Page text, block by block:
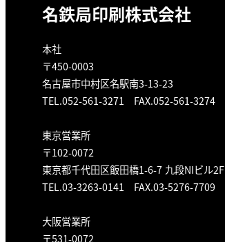
名鉄局印刷株式会社
本社
〒450-0003
名古屋市中村区名駅南3-13-23
TEL.052-561-3271 FAX.052-561-3274
東京営業所
〒102-0072
東京都千代田区飯田橋1-6-7 九段NIビル2F
TEL.03-3263-0141 FAX.03-5276-7709
大阪営業所
〒531-0072